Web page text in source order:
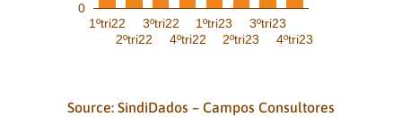
1ºtri22
2ºtri22
3ºtri22
4ºtri22
1ºtri23
2ºtri23
3ºtri23
4ºtri23
0
Source: SindiDados – Campos Consultores